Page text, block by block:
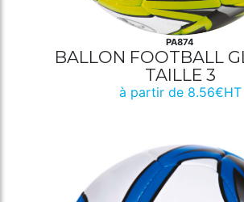
PA874
BALLON FOOTBALL
TAILLE 3
à partir de 8.56€HT